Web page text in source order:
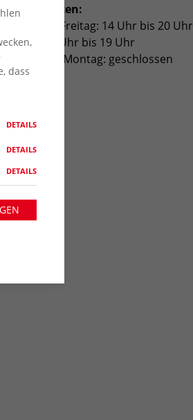
Dienstag bis Freitag: 14 Uhr bis 20 Uhr
13 Uhr bis 19 Uhr
und Montag: geschlossen
dass
DETAILS
DETAILS
DETAILS